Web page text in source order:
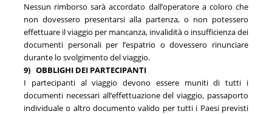
Nessun rimborso sarà accordato dall’operatore a coloro che
non dovessero presentarsi alla partenza, o non potessero
effettuare il viaggio per mancanza, invalidità o insufficienza dei
documenti personali per l’espatrio o dovessero rinunciare
durante lo svolgimento del viaggio.
9) OBBLIGHI DEI PARTECIPANTI
I partecipanti al viaggio devono essere muniti di tutti i
documenti necessari all’effettuazione del viaggio, passaporto
individuale o altro documento valido per tutti i Paesi previsti